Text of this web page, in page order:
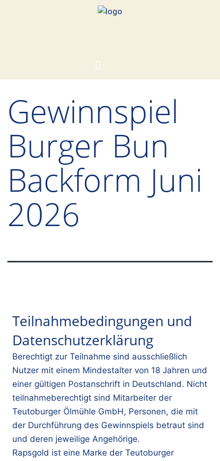
Gewinnspiel
Burger Bun
Backform Juni
2026
Teilnahmebedingungen und
Datenschutzerklärung
Berechtigt zur Teilnahme sind ausschließlich
Nutzer mit einem Mindestalter von 18 Jahren und
einer gültigen Postanschrift in Deutschland. Nicht
teilnahmeberechtigt sind Mitarbeiter der
Teutoburger Ölmühle GmbH, Personen, die mit
der Durchführung des Gewinnspiels betraut sind
und deren jeweilige Angehörige.
Rapsgold ist eine Marke der Teutoburger